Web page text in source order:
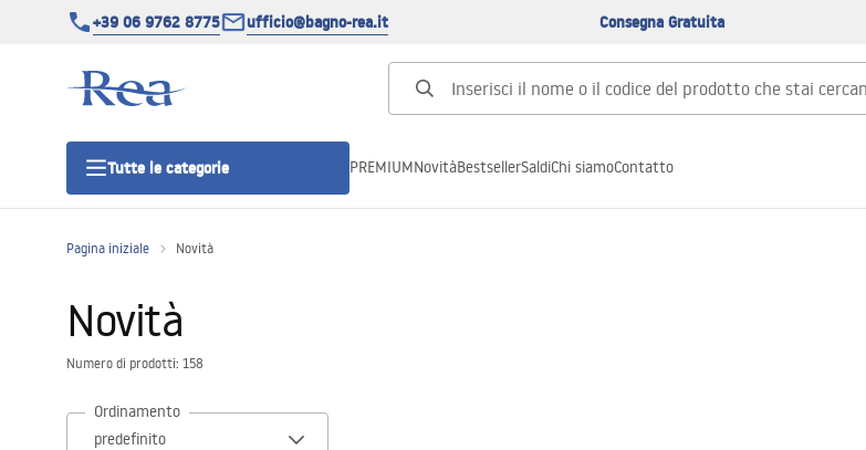
+39 06 9762 8775 ufficio@bagno-rea.it Consegna Gratuita
Tutte le categorie
Porte doccia
PREMIUMNovitàBestsellerSaldiChi siamoContatto
Pagina iniziale Novità
Novità
Numero di prodotti: 158
Ordinamento